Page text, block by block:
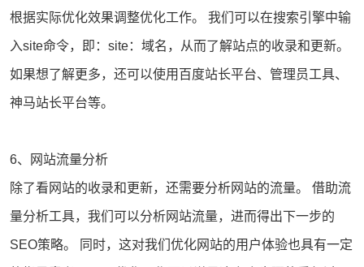
根据实际优化效果调整优化工作。 我们可以在搜索引擎中输
入site命令，即：site： 域名 ，从而了解站点的收录和更新。
如果想了解更多，还可以使用百度站长平台、管理员工具、
神马站长平台等。
6、 网站流量分析
除了看网站的收录和更新，还需要分析网站的流量。 借助流
量分析工具，我们可以分析网站流量，进而得出下一步的
SEO策略。 同时，这对我们优化网站的用户体验也具有一定